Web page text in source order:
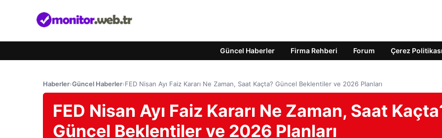
Güncel Haberler Firma Rehberi Forum Çerez Politikası
Haberler›Güncel Haberler›FED Nisan Ayı Faiz Kararı Ne Zaman, Saat Kaçta? Güncel Beklentiler ve 2026 Planları
FED Nisan Ayı Faiz Kararı Ne Zaman, Saat
Güncel Beklentiler ve 2026 Planları